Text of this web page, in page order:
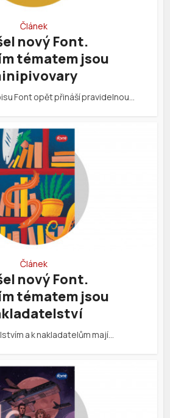
Článek
nový Font.
tématem jsou
Font opět přináší pravidelnou…
Článek
nový Font.
tématem jsou
a k nakladatelům mají…